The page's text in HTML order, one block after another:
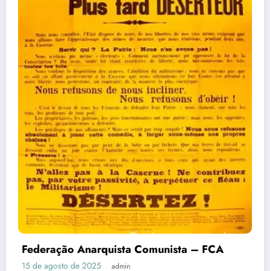
Federação Anarquista Comunista – FCA
15 de agosto de 2025 admin